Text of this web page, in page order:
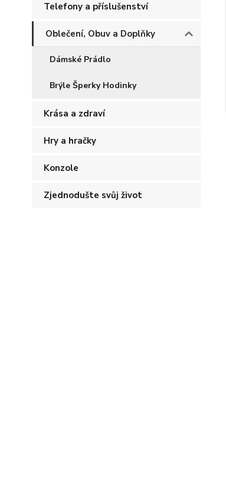
Telefony a příslušenství
Oblečení, Obuv a Doplňky
Dámské Prádlo
Brýle Šperky Hodinky
Krása a zdraví
Hry a hračky
Konzole
Zjednodušte svůj život